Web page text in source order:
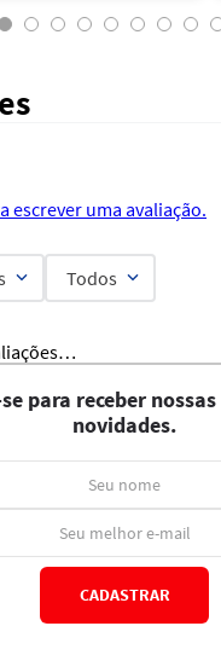
escrever uma avaliação.
Todos
para receber
novidades.
CADASTRAR